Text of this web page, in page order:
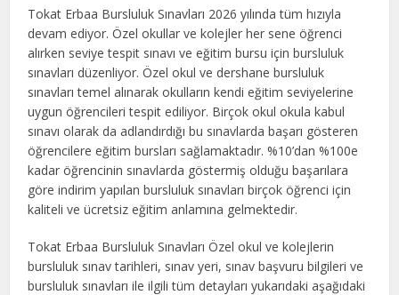
Tokat Erbaa Bursluluk Sınavları 2026 yılında tüm hızıyla
devam ediyor. Özel okullar ve kolejler her sene öğrenci
alırken seviye tespit sınavı ve eğitim bursu için bursluluk
sınavları düzenliyor. Özel okul ve dershane bursluluk
sınavları temel alınarak okulların kendi eğitim seviyelerine
uygun öğrencileri tespit ediliyor. Birçok okul okula kabul
sınavı olarak da adlandırdığı bu sınavlarda başarı gösteren
öğrencilere eğitim bursları sağlamaktadır. %10’dan %100e
kadar öğrencinin sınavlarda göstermiş olduğu başarılara
göre indirim yapılan bursluluk sınavları birçok öğrenci için
kaliteli ve ücretsiz eğitim anlamına gelmektedir.
Tokat Erbaa Bursluluk Sınavları Özel okul ve kolejlerin
bursluluk sınav tarihleri, sınav yeri, sınav başvuru bilgileri ve
bursluluk sınavları ile ilgili tüm detayları yukarıdaki aşağıdaki